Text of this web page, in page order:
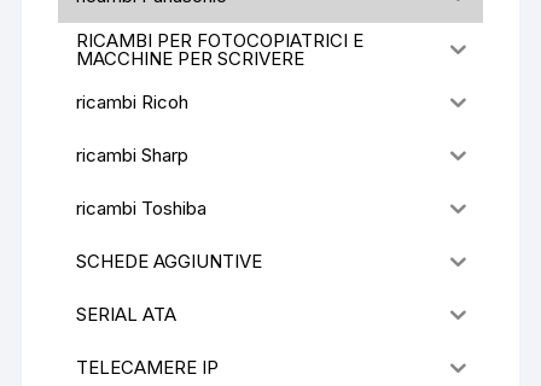
RICAMBI PER FOTOCOPIATRICI E
MACCHINE PER SCRIVERE
ricambi Ricoh
ricambi Sharp
ricambi Toshiba
SCHEDE AGGIUNTIVE
SERIAL ATA
TELECAMERE IP